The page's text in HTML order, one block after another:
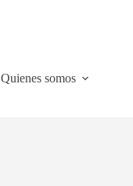
Quienes somos